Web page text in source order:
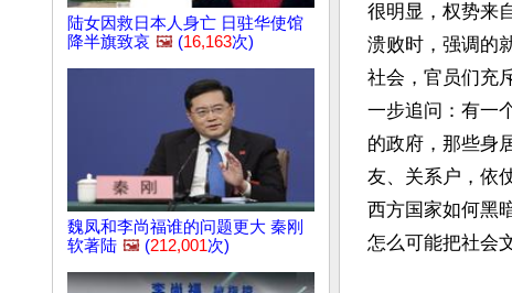
陆女因救日本人身亡 日驻华使馆
降半旗致哀 🖼️ (16,163次)
魏凤和李尚福谁的问题更大 秦刚
软著陆 🖼️ (212,001次)
很明显，权势来
溃败时，强调的
社会，官员们充
一步追问：有一
的政府，那些身
友、关系户，依
西方国家如何黑
怎么可能把社会